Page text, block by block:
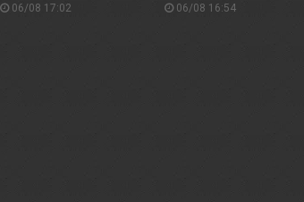
06/08 17:02 06/08 16:54